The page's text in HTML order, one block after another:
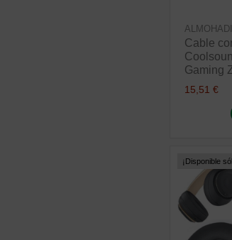
Cable
Gaming
15,51 €
¡Disponible